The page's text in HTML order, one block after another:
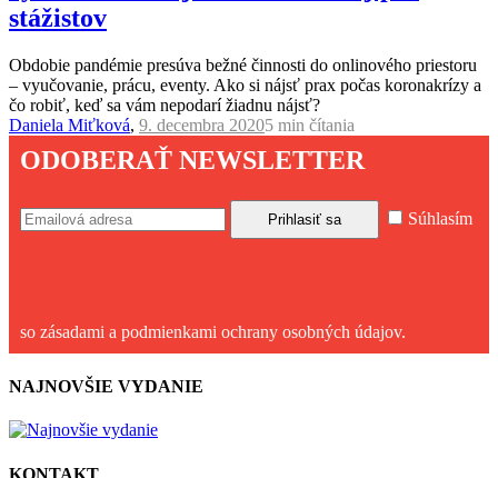
stážistov
Obdobie pandémie presúva bežné činnosti do onlinového priestoru
– vyučovanie, prácu, eventy. Ako si nájsť prax počas koronakrízy a
čo robiť, keď sa vám nepodarí žiadnu nájsť?
Daniela Miťková, 9. decembra 20205 min čítania
ODOBERAŤ NEWSLETTER
Súhlasím
so zásadami a podmienkami ochrany osobných údajov.
NAJNOVŠIE VYDANIE
KONTAKT